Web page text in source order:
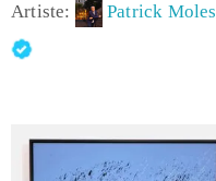
Artiste: Patrick Moles